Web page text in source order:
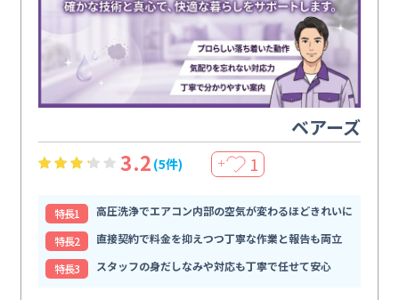
ベアーズ
3.2 (5件) ＋ 1
特⻑1
高圧洗浄でエアコン内部の空気が変わるほどきれいに
特⻑2
直接契約で料金を抑えつつ丁寧な作業と報告も両立
特⻑3
スタッフの身だしなみや対応も丁寧で任せて安心